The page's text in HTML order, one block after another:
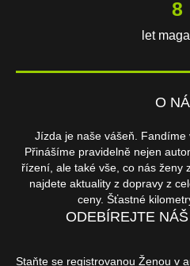
11
let
O
Jízda je naše vášeň. Fandíme
Přinášíme pravidelně nejen
řízení, ale také vše, co nás ženy
najdete aktuality z dopravy z
ceny. Šťastné
ODEBÍREJTE
Staňte se registrovanou Ženou v